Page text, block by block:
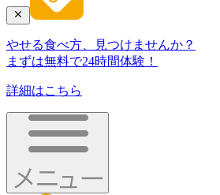
やせる食べ方、見つけませんか？
まずは無料で24時間体験！
詳細はこちら